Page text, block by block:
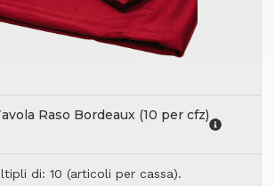
Raso Bordeaux (10 per cfz)
di: 10 (articoli per cassa).